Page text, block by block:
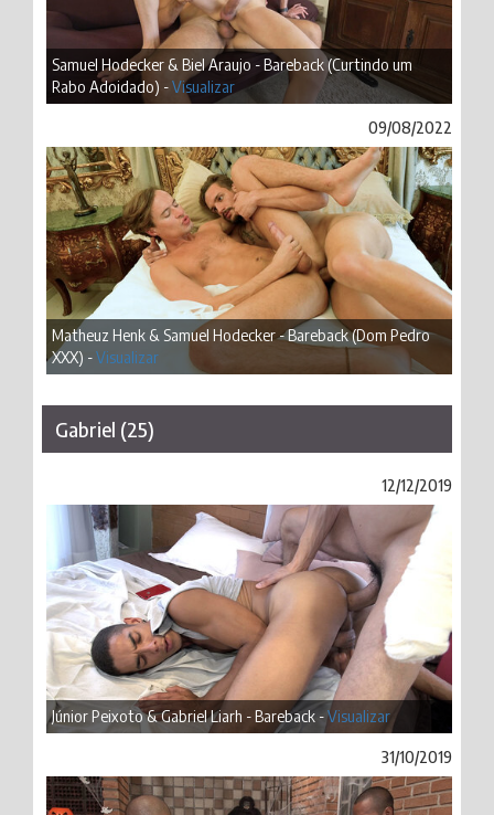
Samuel Hodecker & Biel Araujo - Bareback (Curtindo um
Rabo Adoidado) -Visualizar
09/08/2022
Matheuz Henk & Samuel Hodecker - Bareback (Dom Pedro
XXX) -Visualizar
Gabriel (25)
12/12/2019
Júnior Peixoto & Gabriel Liarh - Bareback -Visualizar
31/10/2019